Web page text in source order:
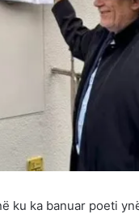
ku ka banuar poeti